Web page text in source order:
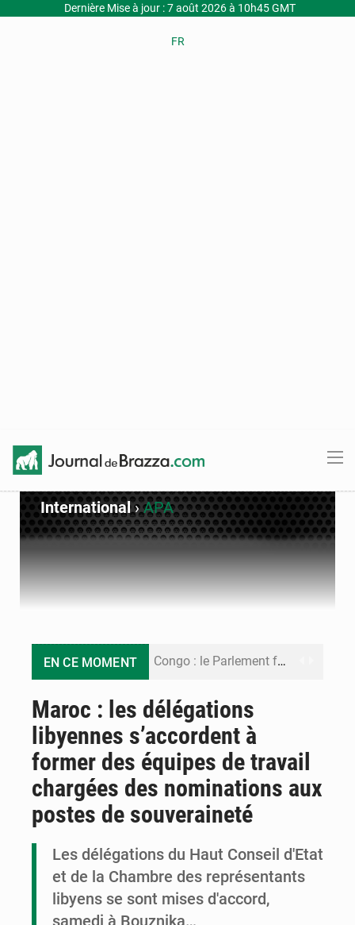
Dernière Mise à jour : 7 août 2026 à 10h45 GMT
FR
International›APA
EN CE MOMENT Congo : le Parlement formule 28 recommandations sur le Cadre budgétaire 2027-2029
Congo-RDC : Brazzaville et Kinshasa renforcent leur coopération en faveur de la jeunesse
Le Congo se dote d’un programme national pour valoriser les produits forestiers non ligneux
Maroc : les délégations
libyennes s’accordent à
former des équipes de travail
chargées des nominations aux
postes de souveraineté
Les délégations du Haut Conseil d'Etat
et de la Chambre des représentants
libyens se sont mises d'accord,
samedi à Bouznika…